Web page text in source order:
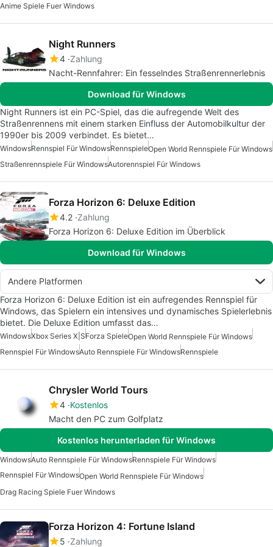
Anime Spiele Fuer Windows
Night Runners
4 Zahlung
Nacht-Rennfahrer: Ein fesselndes Straßenrennerlebnis
Download für Windows
Night Runners ist ein PC-Spiel, das die aufregende Welt des
Straßenrennens mit einem starken Einfluss der Automobilkultur der
1990er bis 2009 verbindet. Es bietet…
WindowsRennspiel Für WindowsRennspieleOpen World Rennspiele Für Windows
Straßenrennspiele Für WindowsAutorennspiel Für Windows
Forza Horizon 6: Deluxe Edition
4.2 Zahlung
Forza Horizon 6: Deluxe Edition im Überblick
Download für Windows
Andere Platformen
Forza Horizon 6: Deluxe Edition ist ein aufregendes Rennspiel für
Windows, das Spielern ein intensives und dynamisches Spielerlebnis
bietet. Die Deluxe Edition umfasst das…
WindowsXbox Series X|SForza SpieleOpen World Rennspiele Für Windows
Rennspiel Für WindowsAuto Rennspiele Für WindowsRennspiele
Chrysler World Tours
4 Kostenlos
Macht den PC zum Golfplatz
Kostenlos herunterladen für Windows
WindowsAuto Rennspiele Für WindowsRennspiele Für Windows
Rennspiel Für WindowsOpen World Rennspiele Für Windows
Drag Racing Spiele Fuer Windows
Forza Horizon 4: Fortune Island
5 Zahlung